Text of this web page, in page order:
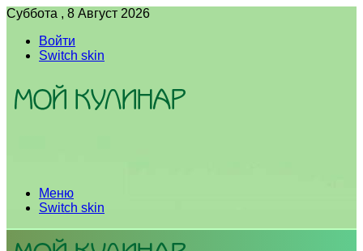
Суббота , 8 Август 2026
Войти
Switch skin
Меню
Switch skin